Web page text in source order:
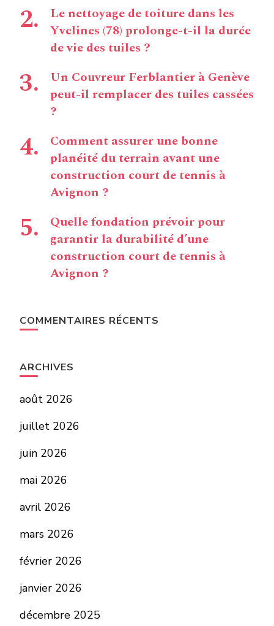
Le nettoyage de toiture dans les
Yvelines (78) prolonge-t-il la durée
de vie des tuiles ?
Un Couvreur Ferblantier à Genève
peut-il remplacer des tuiles cassées
?
Comment assurer une bonne
planéité du terrain avant une
construction court de tennis à
Avignon ?
Quelle fondation prévoir pour
garantir la durabilité d’une
construction court de tennis à
Avignon ?
COMMENTAIRES RÉCENTS
ARCHIVES
août 2026
juillet 2026
juin 2026
mai 2026
avril 2026
mars 2026
février 2026
janvier 2026
décembre 2025